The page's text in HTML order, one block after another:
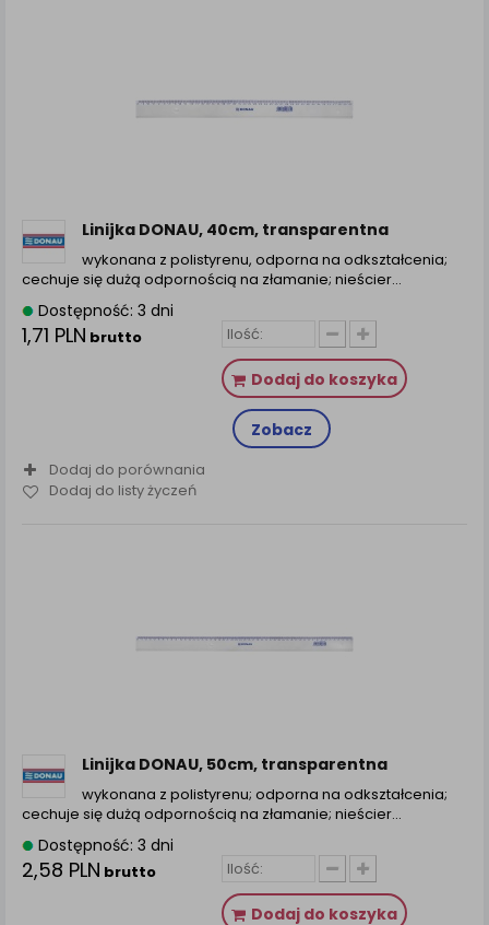
Linijka DONAU, 40cm, transparentna
wykonana z polistyrenu, odporna na odkształcenia;
cechuje się dużą odpornością na złamanie; nieścier...
Dostępność: 3 dni
1,71 PLN brutto
Dodaj do koszyka
Zobacz
Dodaj do porównania
Dodaj do listy życzeń
Linijka DONAU, 50cm, transparentna
wykonana z polistyrenu; odporna na odkształcenia;
cechuje się dużą odpornością na złamanie; nieścier...
Dostępność: 3 dni
2,58 PLN brutto
Dodaj do koszyka